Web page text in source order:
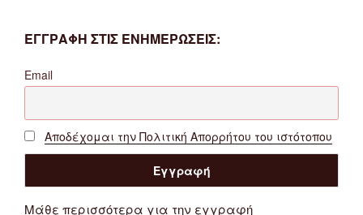
ΕΓΓΡΑΦΗ ΣΤΙΣ ΕΝΗΜΕΡΩΣΕΙΣ:
Email
Αποδέχομαι την Πολιτική Απορρήτου του ιστότοπου
Μάθε περισσότερα για την εγγραφή